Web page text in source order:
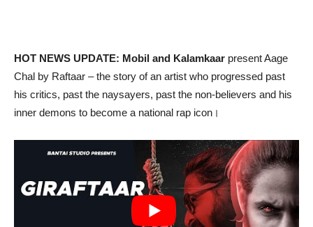
HOT NEWS UPDATE: Mobil and Kalamkaar present Aage
Chal by Raftaar – the story of an artist who progressed past
his critics, past the naysayers, past the non-believers and his
inner demons to become a national rap icon।